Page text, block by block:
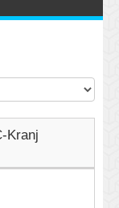
Kranj